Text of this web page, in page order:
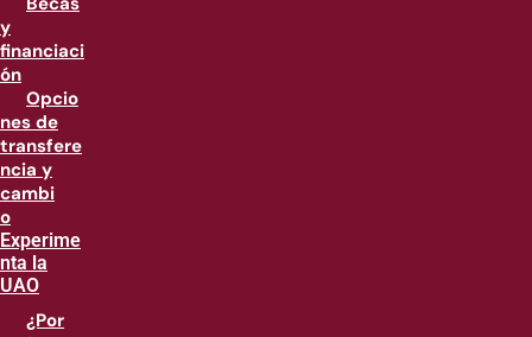
y
financiaci
ón
Opcio
nes de
transfere
ncia y
cambi
o
Experime
nta la
UAO
¿Por